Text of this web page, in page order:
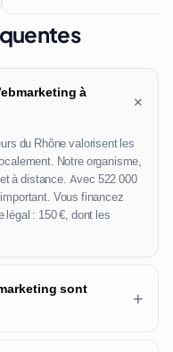
à
+
du Rhône valorisent les
Notre organisme,
à distance. Avec 522 000
Vous financez
légal : 150 €, dont les
sont
+